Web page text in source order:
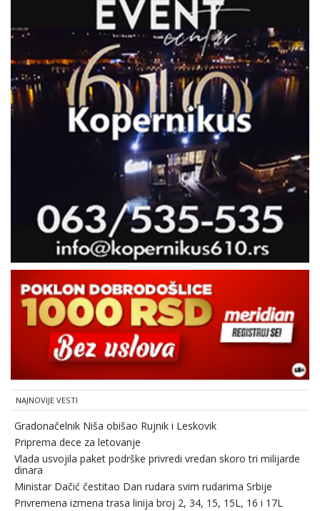
NAJNOVIJE VESTI
Gradonačelnik Niša obišao Rujnik i Leskovik
Priprema dece za letovanje
Vlada usvojila paket podrške privredi vredan skoro tri milijarde
dinara
Ministar Dačić čestitao Dan rudara svim rudarima Srbije
Privremena izmena trasa linija broj 2, 34, 15, 15L, 16 i 17L